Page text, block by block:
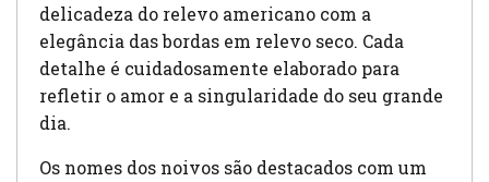
delicadeza do relevo americano com a
elegância das bordas em relevo seco. Cada
detalhe é cuidadosamente elaborado para
refletir o amor e a singularidade do seu grande
dia.
Os nomes dos noivos são destacados com um